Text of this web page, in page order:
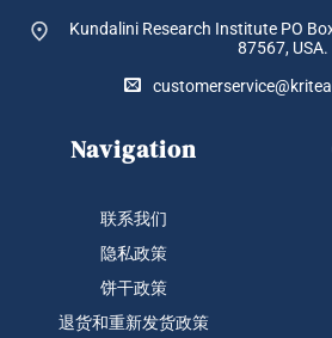
Kundalini Research Institute PO
87567, USA.
Navigation
联系我们
隐私政策
饼干政策
退货和重新发货政策